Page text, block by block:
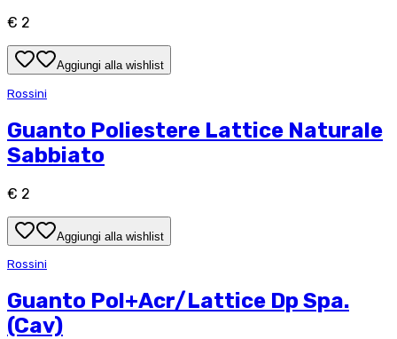
€ 2
Aggiungi alla wishlist
Rossini
Guanto Poliestere Lattice Naturale
Sabbiato
€ 2
Aggiungi alla wishlist
Rossini
Guanto Pol+Acr/Lattice Dp Spa.
(Cav)